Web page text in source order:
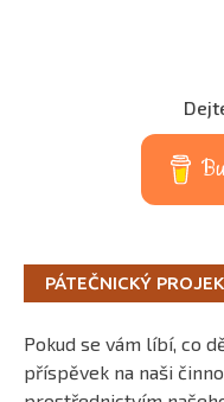
PÁTEČNICKÝ
Pokud se vám líbí, co
příspěvek na naši